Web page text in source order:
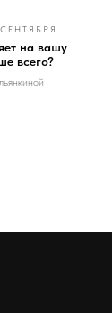
на вашу
всего?